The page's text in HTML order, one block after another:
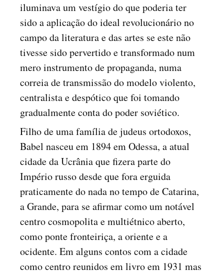
iluminava um vestígio do que poderia ter
sido a aplicação do ideal revolucionário no
campo da literatura e das artes se este não
tivesse sido pervertido e transformado num
mero instrumento de propaganda, numa
correia de transmissão do modelo violento,
centralista e despótico que foi tomando
gradualmente conta do poder soviético.
Filho de uma família de judeus ortodoxos,
Babel nasceu em 1894 em Odessa, a atual
cidade da Ucrânia que fizera parte do
Império russo desde que fora erguida
praticamente do nada no tempo de Catarina,
a Grande, para se afirmar como um notável
centro cosmopolita e multiétnico aberto,
como ponte fronteiriça, a oriente e a
ocidente. Em alguns contos com a cidade
como centro reunidos em livro em 1931 mas